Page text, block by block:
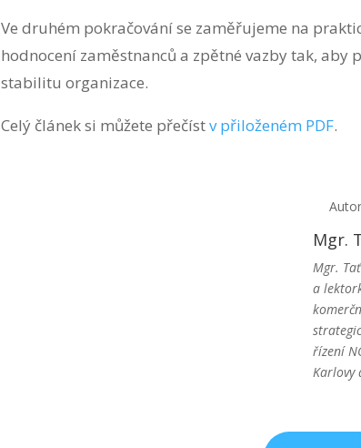
Ve druhém pokračování se zaměřujeme na
hodnocení zaměstnanců a zpětné vazby tak,
stabilitu organizace.
Celý článek si můžete přečístv přiloženém PDF.
Mgr.
Mgr.
a
řízení
Karlovy